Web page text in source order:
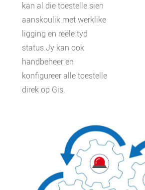
kan al die toestelle sien
aanskoulik met werklike
ligging en reële tyd
status.Jy kan ook
handbeheer en
konfigureer alle toestelle
direk op Gis.